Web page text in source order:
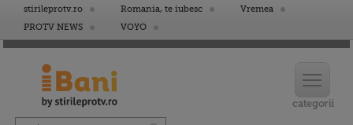
stirileprotv.ro Romania, te iubesc
Vremea
PROTV NEWS
VOYO